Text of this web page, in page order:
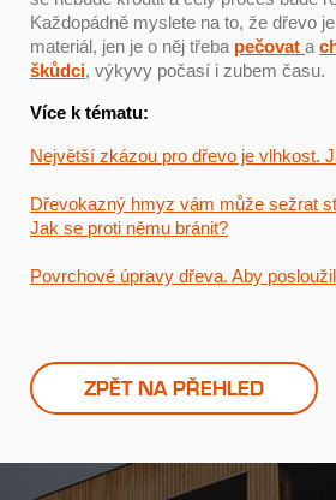
Každopádně myslete na to, že dřevo
materiál, jen je o něj třeba pečovat a
škůdci, výkyvy počasí i zubem času.
Více k tématu:
Největší zkázou pro dřevo je vlhkost.
Dřevokazný hmyz vám může sežrat
Jak se proti němu bránit?
Povrchové úpravy dřeva. Aby
ZPĚT NA PŘEHLED